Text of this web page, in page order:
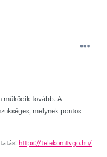
működik tovább. A
melynek pontos
https://telekomtvgo.hu/